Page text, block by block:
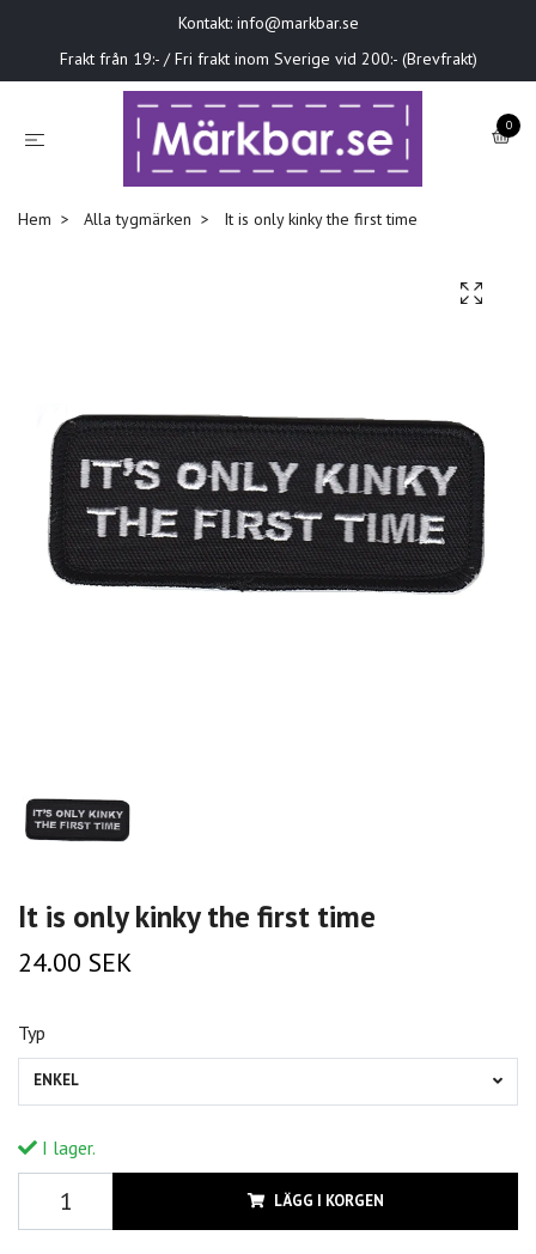
Kontakt: info@markbar.se
Frakt från 19:- / Fri frakt inom Sverige vid 200:- (Brevfrakt)
0
Hem Alla tygmärken It is only kinky the first time
It is only kinky the first time
24.00 SEK
Typ
ENKEL
I lager.
LÄGG I KORGEN